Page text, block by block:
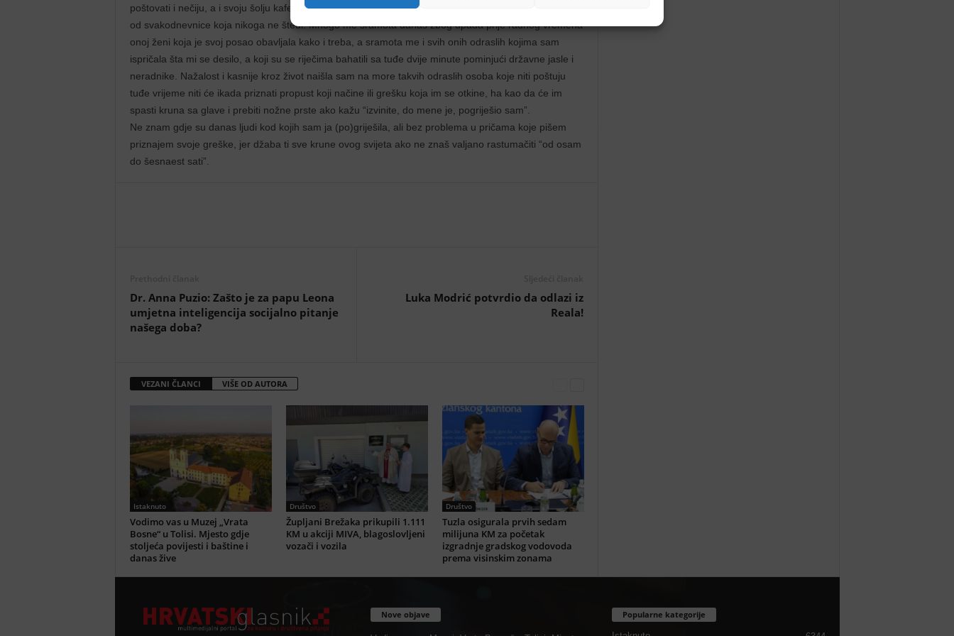
poštovati i nečiju, a i svoju šolju kafe srknutu tokom slobodnih minuta koje doslovno moramo otimati
od svakodnevnice koja nikoga ne štedi. Mnogo me sramota danas zbog upada prije radnog vremena
onoj ženi koja je svoj posao obavljala kako i treba, a sramota me i svih onih odraslih kojima sam
ispričala šta mi se desilo, a koji su se riječima bahatili sa tuđe dvije minute pominjući državne jasle i
neradnike. Nažalost i kasnije kroz život naišla sam na more takvih odraslih osoba koje niti poštuju
tuđe vrijeme niti će ikada priznati propust koji načine ili grešku koja im se otkine, ha kao da će im
spasti kruna sa glave i prebiti nožne prste ako kažu “izvinite, do mene je, pogriješio sam”.
Ne znam gdje su danas ljudi kod kojih sam ja (po)griješila, ali bez problema u pričama koje pišem
priznajem svoje greške, jer džaba ti sve krune ovog svijeta ako ne znaš valjano rastumačiti “od osam
do šesnaest sati”.
Dr. Anna Puzio: Zašto je za papu Leona
umjetna inteligencija socijalno pitanje
našega doba?
Luka Modrić potvrdio da odlazi iz
Reala!
VEZANI ČLANCI VIŠE OD AUTORA
Istaknuto
Vodimo vas u Muzej „Vrata
Bosne“ u Tolisi. Mjesto gdje
stoljeća povijesti i baštine i
danas žive
Društvo
Župljani Brežaka prikupili 1.111
KM u akciji MIVA, blagoslovljeni
vozači i vozila
Društvo
Tuzla osigurala prvih sedam
milijuna KM za početak
izgradnje gradskog vodovoda
prema visinskim zonama
Nove objave
Popularne kategorije